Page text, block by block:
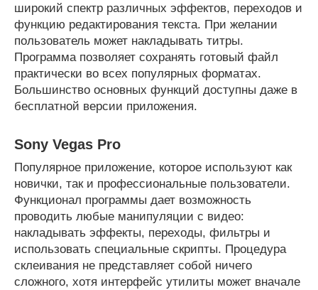
широкий спектр различных эффектов, переходов и
функцию редактирования текста. При желании
пользователь может накладывать титры.
Программа позволяет сохранять готовый файл
практически во всех популярных форматах.
Большинство основных функций доступны даже в
бесплатной версии приложения.
Sony Vegas Pro
Популярное приложение, которое используют как
новички, так и профессиональные пользователи.
Функционал программы дает возможность
проводить любые манипуляции с видео:
накладывать эффекты, переходы, фильтры и
использовать специальные скрипты. Процедура
склеивания не представляет собой ничего
сложного, хотя интерфейс утилиты может вначале